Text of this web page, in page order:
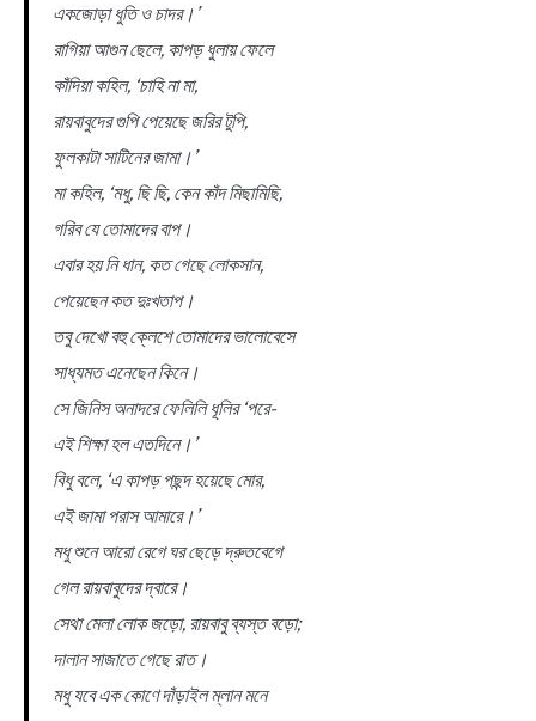
একজোড়া ধুতি ও চাদর।’
রাগিয়া আগুন ছেলে, কাপড় ধুলায় ফেলে
কাঁদিয়া কহিল, ‘চাহি না মা,
রায়বাবুদের গুপি পেয়েছে জরির টুপি,
ফুলকাটা সাটিনের জামা।’
মা কহিল, ‘মধু, ছি ছি, কেন কাঁদ মিছামিছি,
গরিব যে তোমাদের বাপ।
এবার হয় নি ধান, কত গেছে লোকসান,
পেয়েছেন কত দুঃখতাপ।
তবু দেখো বহু ক্লেশে তোমাদের ভালোবেসে
সাধ্যমত এনেছেন কিনে।
সে জিনিস অনাদরে ফেলিলি ধূলির ‘পরে-
এই শিক্ষা হল এতদিনে।’
বিধু বলে, ‘এ কাপড় পছন্দ হয়েছে মোর,
এই জামা পরাস আমারে।’
মধু শুনে আরো রেগে ঘর ছেড়ে দ্রুতবেগে
গেল রায়বাবুদের দ্বারে।
সেথা মেলা লোক জড়ো, রায়বাবু ব্যস্ত বড়ো;
দালান সাজাতে গেছে রাত।
মধু যবে এক কোণে দাঁড়াইল ম্লান মনে